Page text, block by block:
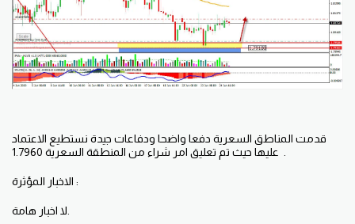
قدمت المناطق السعرية دفعا واضحا ودفاعات جيدة نستطيع الاعتماد
الاخبار المؤثرة :